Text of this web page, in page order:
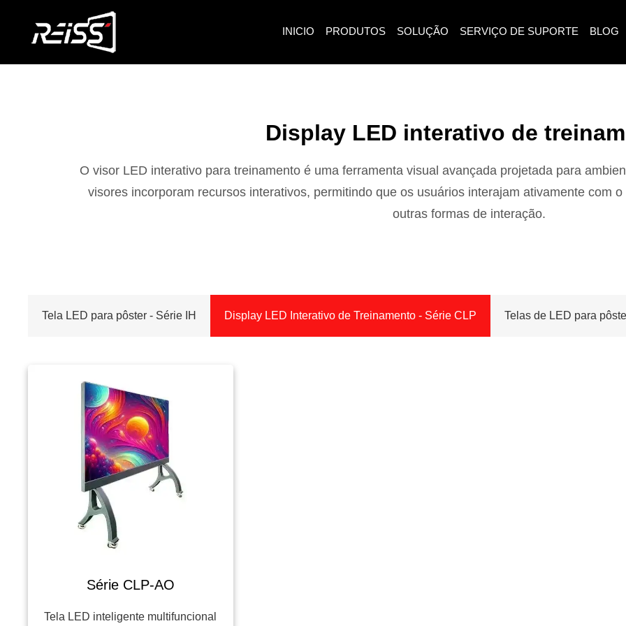
INICIO PRODUTOS SOLUÇÃO SERVIÇO DE SUPORTE BLOG
Display LED interativo de
O visor LED interativo para treinamento é uma ferramenta visual avançada projetada para
visores incorporam recursos interativos, permitindo que os usuários interajam ativamente com
outras formas de interação.
Tela LED para pôster - Série IH Display LED Interativo de Treinamento - Série CLP Telas de LED para
Série CLP-AO
Tela LED inteligente multifuncional